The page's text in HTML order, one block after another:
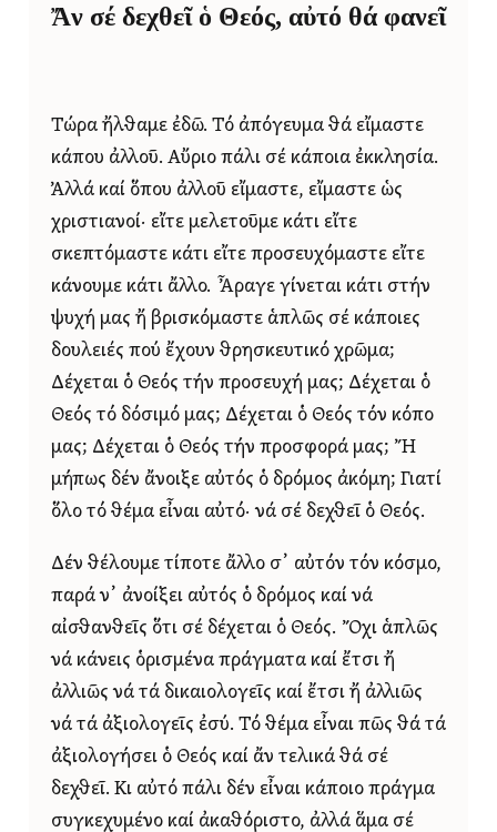
Ἄν σέ δεχθεῖ ὁ Θεός, αὐτό θά φανεῖ
Τώρα ἤλθαμε ἐδῶ. Τό ἀπόγευμα θά εἴμαστε
κάπου ἀλλοῦ. Αὔριο πάλι σέ κάποια ἐκκλησία.
Ἀλλά καί ὅπου ἀλλοῦ εἴμαστε, εἴμαστε ὡς
χριστιανοί· εἴτε μελετοῦμε κάτι εἴτε
σκεπτόμαστε κάτι εἴτε προσευχόμαστε εἴτε
κάνουμε κάτι ἄλλο. Ἆραγε γίνεται κάτι στήν
ψυχή μας ἤ βρισκόμαστε ἁπλῶς σέ κάποιες
δουλειές πού ἔχουν θρησκευτικό χρῶμα;
Δέχεται ὁ Θεός τήν προσευχή μας; Δέχεται ὁ
Θεός τό δόσιμό μας; Δέχεται ὁ Θεός τόν κόπο
μας; Δέχεται ὁ Θεός τήν προσφορά μας; Ἤ
μήπως δέν ἄνοιξε αὐτός ὁ δρόμος ἀκόμη; Γιατί
ὅλο τό θέμα εἶναι αὐτό· νά σέ δεχθεῖ ὁ Θεός.
Δέν θέλουμε τίποτε ἄλλο σ᾿ αὐτόν τόν κόσμο,
παρά ν᾿ ἀνοίξει αὐτός ὁ δρόμος καί νά
αἰσθανθεῖς ὅτι σέ δέχεται ὁ Θεός. Ὄχι ἁπλῶς
νά κάνεις ὁρισμένα πράγματα καί ἔτσι ἤ
ἀλλιῶς νά τά δικαιολογεῖς καί ἔτσι ἤ ἀλλιῶς
νά τά ἀξιολογεῖς ἐσύ. Τό θέμα εἶναι πῶς θά τά
ἀξιολογήσει ὁ Θεός καί ἄν τελικά θά σέ
δεχθεῖ. Κι αὐτό πάλι δέν εἶναι κάποιο πράγμα
συγκεχυμένο καί ἀκαθόριστο, ἀλλά ἅμα σέ